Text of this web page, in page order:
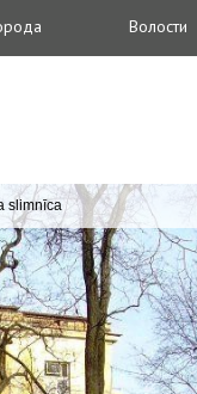
Волости
slimnīca